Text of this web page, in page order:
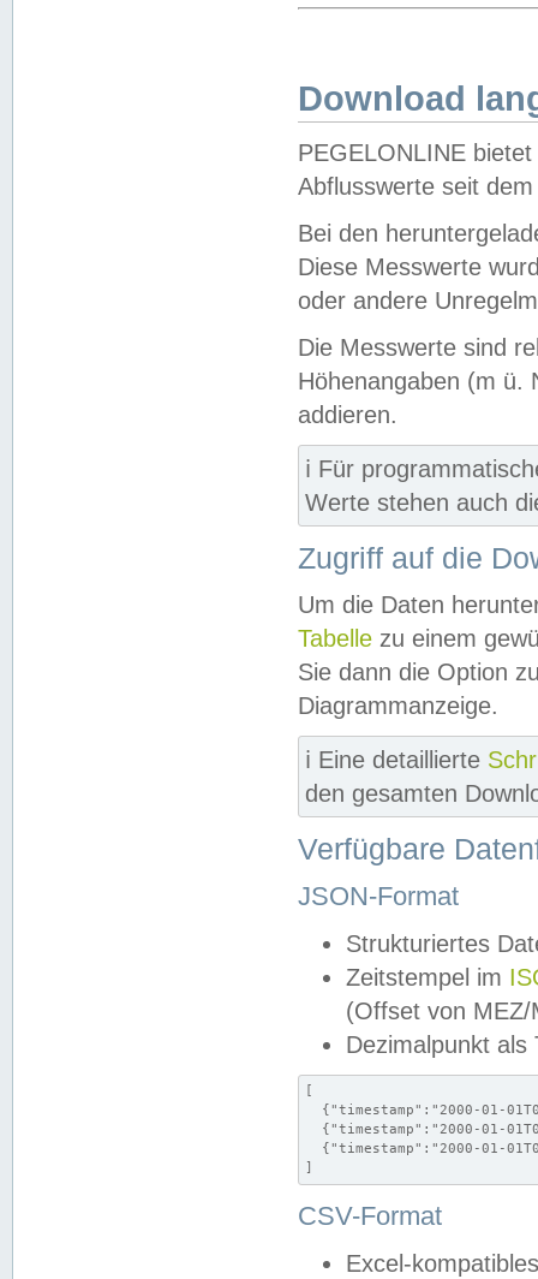
Download
PEGELONLINE
Abflusswerte seit
Bei den
Diese Messwerte
oder andere
Die Messwerte sind
Höhenangaben (m ü.
addieren.
ℹ️ Für
Werte stehen auch
Zugriff auf die
Um die Daten
Tabelle zu einem
Sie dann die Option
Diagrammanzeige.
ℹ️ Eine detaillierte
den gesamten
Verfügbare
JSON-Format
Strukturiertes
Zeitstempel im
(Offset von MEZ/
Dezimalpunkt als
[
{"timestamp":"2000-01-
{"timestamp":"2000-01-
{"timestamp":"2000-01-
]
CSV-Format
Excel-